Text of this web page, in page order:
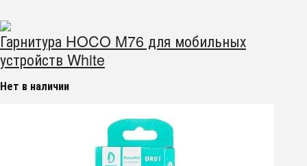
Гарнитура HOCO M76 для мобильных
устройств White
Нет в наличии